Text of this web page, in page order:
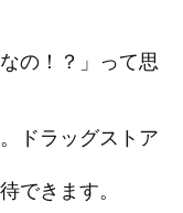
の！？」って思
ドラッグストア
できます。